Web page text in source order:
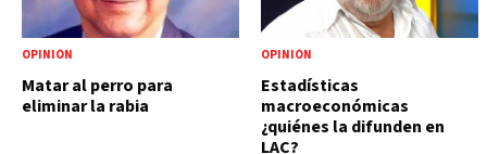
OPINIÓN
Matar al perro para
eliminar la rabia
OPINIÓN
Estadísticas
macroeconómicas
¿quiénes la difunden en
LAC?